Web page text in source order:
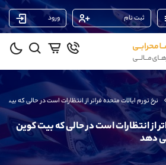
ثبت نام ورود
نرخ تورم ایالات متحده فراتر از انتظارات است در حالی که
از انتظارات است در حالی که بیت کوین
دهد
09304891085
شروع گفتگو
@Armteam_admin_103
103